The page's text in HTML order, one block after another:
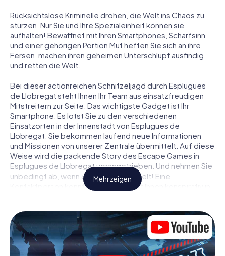
Rücksichtslose Kriminelle drohen, die Welt ins Chaos zu
stürzen. Nur Sie und Ihre Spezialeinheit können sie
aufhalten! Bewaffnet mit Ihren Smartphones, Scharfsinn
und einer gehörigen Portion Mut heften Sie sich an ihre
Fersen, machen ihren geheimen Unterschlupf ausfindig
und retten die Welt.
Bei dieser actionreichen Schnitzeljagd durch Esplugues
de Llobregat steht Ihnen Ihr Team aus einsatzfreudigen
Mitstreitern zur Seite. Das wichtigste Gadget ist Ihr
Smartphone: Es lotst Sie zu den verschiedenen
Einsatzorten in der Innenstadt von Esplugues de
Llobregat. Sie bekommen laufend neue Informationen
und Missionen von unserer Zentrale übermittelt. Auf diese
Weise wird die packende Story des Escape Games in
Esplugues de Llobregat vorangetrieben. Und nehmen Sie
unbedingt ab, wenn das Telefon klingelt! Eine
Kontaktperson könnte versuchen, mit Ihnen konspirativ in
manche Information als bewusst gelegte falsche Fährte.
Seien Sie auf der Hut, ziehen Sie die richtigen Schlüsse
und vor allem: Vertrauen Sie niemandem!
Mehr zeigen